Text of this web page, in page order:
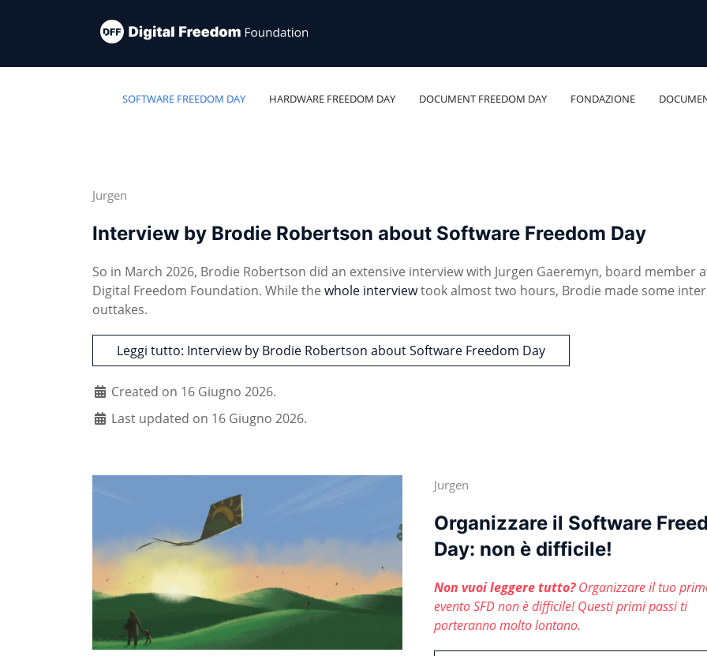
SOFTWARE FREEDOM DAY HARDWARE FREEDOM DAY DOCUMENT FREEDOM DAY FONDAZIONE
Jurgen
Interview by Brodie Robertson about Software Freedom Day
So in March 2026, Brodie Robertson did an extensive interview with Jurgen Gaeremyn, board member
Digital Freedom Foundation. While the whole interviewtook almost two hours, Brodie made some
outtakes.
Leggi tutto: Interview by Brodie Robertson about Software Freedom Day
Created on 16 Giugno 2026.
Last updated on 16 Giugno 2026.
Jurgen
Organizzare il Software
Day: non è difficile!
Non vuoi leggere tutto?Organizzare il tuo
evento SFD non è difficile! Questi primi passi ti
porteranno molto lontano.